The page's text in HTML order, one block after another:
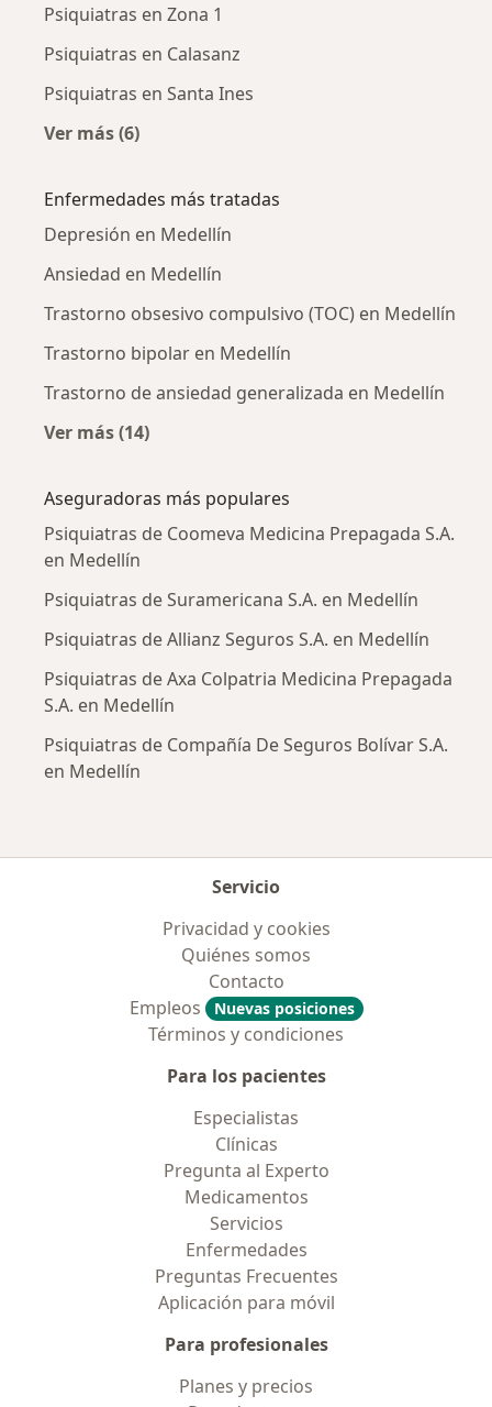
Psiquiatras en Zona 1
Psiquiatras en Calasanz
Psiquiatras en Santa Ines
Ver más (6)
Enfermedades más tratadas
Depresión en Medellín
Ansiedad en Medellín
Trastorno obsesivo compulsivo (TOC) en Medellín
Trastorno bipolar en Medellín
Trastorno de ansiedad generalizada en Medellín
Ver más (14)
Aseguradoras más populares
Psiquiatras de Coomeva Medicina Prepagada S.A.
en Medellín
Psiquiatras de Suramericana S.A. en Medellín
Psiquiatras de Allianz Seguros S.A. en Medellín
Psiquiatras de Axa Colpatria Medicina Prepagada
S.A. en Medellín
Psiquiatras de Compañía De Seguros Bolívar S.A.
en Medellín
Servicio
Privacidad y cookies
Quiénes somos
Contacto
Empleos
Nuevas posiciones
Términos y condiciones
Para los pacientes
Especialistas
Clínicas
Pregunta al Experto
Medicamentos
Servicios
Enfermedades
Preguntas Frecuentes
Aplicación para móvil
Para profesionales
Planes y precios